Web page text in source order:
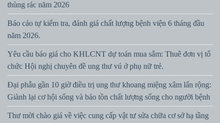
thùng rác năm 2026
Báo cáo tự kiểm tra, đánh giá chất lượng bệnh viện 6 tháng đầu
năm 2026.
Yêu cầu báo giá cho KHLCNT dự toán mua sắm: Thuê đơn vị tổ
chức Hội nghị chuyên đề ung thư vú ở phụ nữ trẻ.
Đại phẫu gần 10 giờ điều trị ung thư khoang miệng xâm lấn rộng:
Giành lại cơ hội sống và bảo tồn chất lượng sống cho người bệnh
Thư mời chào giá về việc cung cấp vật tư sửa chữa cơ sở hạ tầng